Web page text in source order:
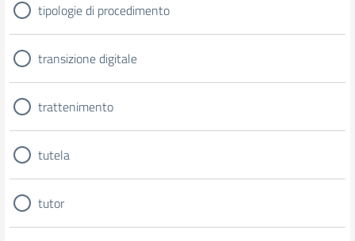
tipologie di procedimento
transizione digitale
trattenimento
tutela
tutor